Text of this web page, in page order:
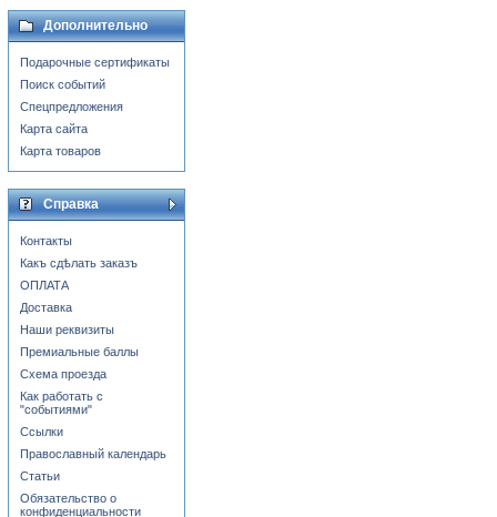
Дополнительно
Подарочные сертификаты
Поиск событий
Спецпредложения
Карта сайта
Карта товаров
Справка
Контакты
Какъ сдѣлать заказъ
ОПЛАТА
Доставка
Наши реквизиты
Премиальные баллы
Схема проезда
Как работать с
"событиями"
Ссылки
Православный календарь
Статьи
Обязательство о
конфиденциальности